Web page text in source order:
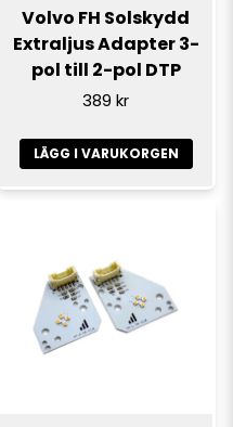
Volvo FH Solskydd
Extraljus Adapter 3-
pol till 2-pol DTP
389 kr
LÄGG I VARUKORGEN